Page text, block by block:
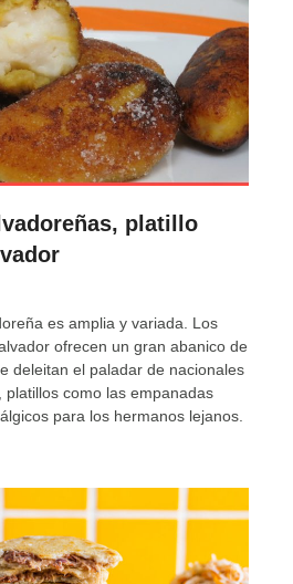
platillo
es amplia y variada. Los
ofrecen un gran abanico de
deleitan el paladar de nacionales
platillos como las empanadas
para los hermanos lejanos.